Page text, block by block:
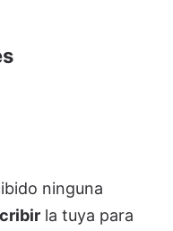
ninguna
la tuya para